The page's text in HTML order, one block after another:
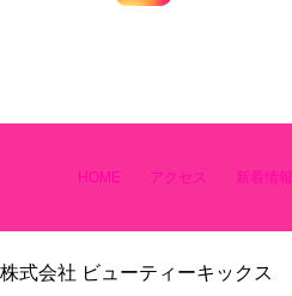
HOME アクセス 新着情報
株式会社 ビューティーキックス